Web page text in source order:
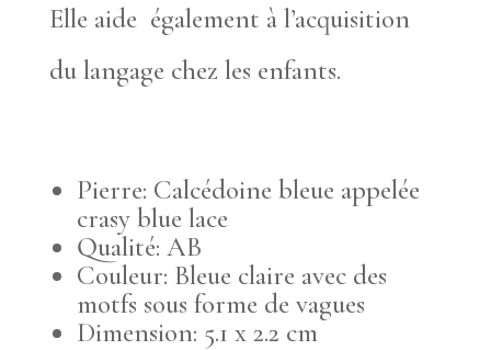
Elle aide également à l’acquisition
du langage chez les enfants.
Pierre: Calcédoine bleue appelée
crasy blue lace
Qualité: AB
Couleur: Bleue claire avec des
motfs sous forme de vagues
Dimension: 5.1 x 2.2 cm